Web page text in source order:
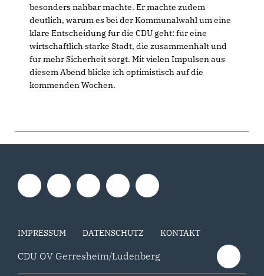
besonders nahbar machte. Er machte zudem
deutlich, warum es bei der Kommunalwahl um eine
klare Entscheidung für die CDU geht: für eine
wirtschaftlich starke Stadt, die zusammenhält und
für mehr Sicherheit sorgt. Mit vielen Impulsen aus
diesem Abend blicke ich optimistisch auf die
kommenden Wochen.
IMPRESSUM DATENSCHUTZ KONTAKT
CDU OV Gerresheim/Ludenberg